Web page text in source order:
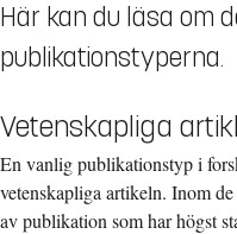
Här kan du läsa om
publikationstyperna.
Vetenskapliga
En vanlig publikationstyp i
vetenskapliga artikeln. Inom
av publikation som har högst